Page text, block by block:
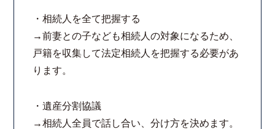
・相続人を全て把握する
→前妻との子なども相続人の対象になるため、
戸籍を収集して法定相続人を把握する必要があ
ります。
・遺産分割協議
→相続人全員で話し合い、分け方を決めます。